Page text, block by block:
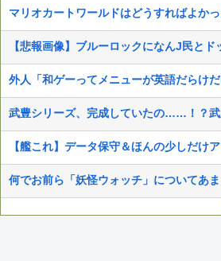
マリオカートワールドはどうすればよか
何でお前ら「妖怪ウォッチ」についてあ